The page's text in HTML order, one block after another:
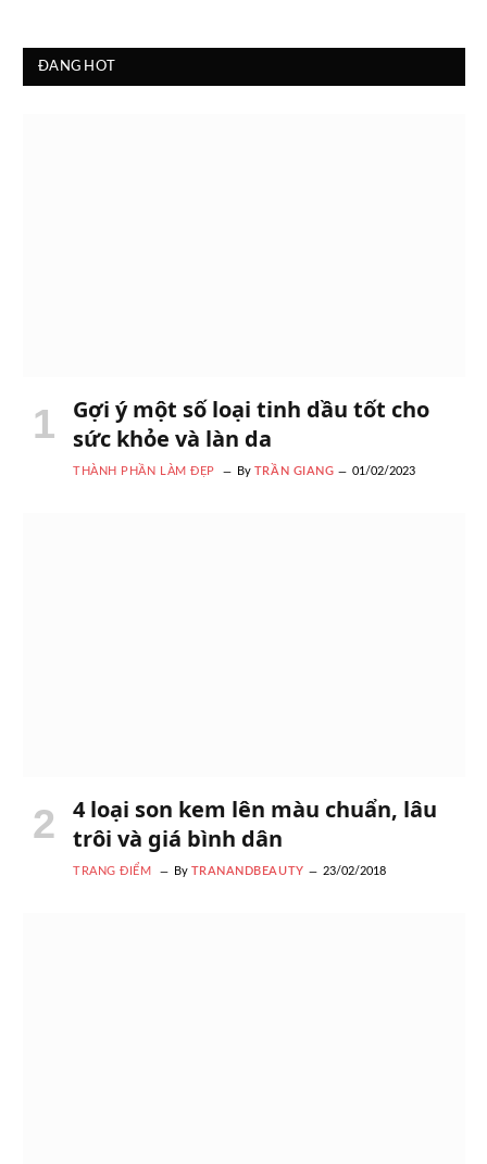
ĐANG HOT
Gợi ý một số loại tinh dầu tốt cho
sức khỏe và làn da
THÀNH PHẦN LÀM ĐẸP By TRẦN GIANG 01/02/2023
4 loại son kem lên màu chuẩn, lâu
trôi và giá bình dân
TRANG ĐIỂM By TRANANDBEAUTY 23/02/2018